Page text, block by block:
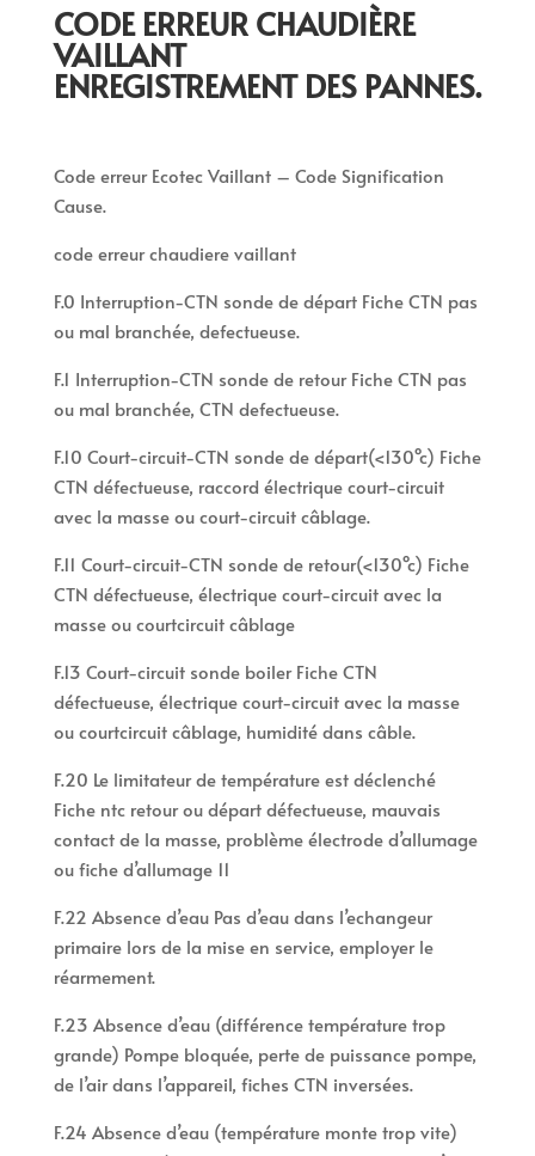
CODE ERREUR CHAUDIÈRE
VAILLANT
ENREGISTREMENT DES PANNES.
Code erreur Ecotec Vaillant – Code Signification
Cause.
code erreur chaudiere vaillant
F.0 Interruption-CTN sonde de départ Fiche CTN pas
ou mal branchée, defectueuse.
F.1 Interruption-CTN sonde de retour Fiche CTN pas
ou mal branchée, CTN defectueuse.
F.10 Court-circuit-CTN sonde de départ(<130°c) Fiche
CTN défectueuse, raccord électrique court-circuit
avec la masse ou court-circuit câblage.
F.11 Court-circuit-CTN sonde de retour(<130°c) Fiche
CTN défectueuse, électrique court-circuit avec la
masse ou courtcircuit câblage
F.13 Court-circuit sonde boiler Fiche CTN
défectueuse, électrique court-circuit avec la masse
ou courtcircuit câblage, humidité dans câble.
F.20 Le limitateur de température est déclenché
Fiche ntc retour ou départ défectueuse, mauvais
contact de la masse, problème électrode d’allumage
ou fiche d’allumage 11
F.22 Absence d’eau Pas d’eau dans l’echangeur
primaire lors de la mise en service, employer le
réarmement.
F.23 Absence d’eau (différence température trop
grande) Pompe bloquée, perte de puissance pompe,
de l’air dans l’appareil, fiches CTN inversées.
F.24 Absence d’eau (température monte trop vite)